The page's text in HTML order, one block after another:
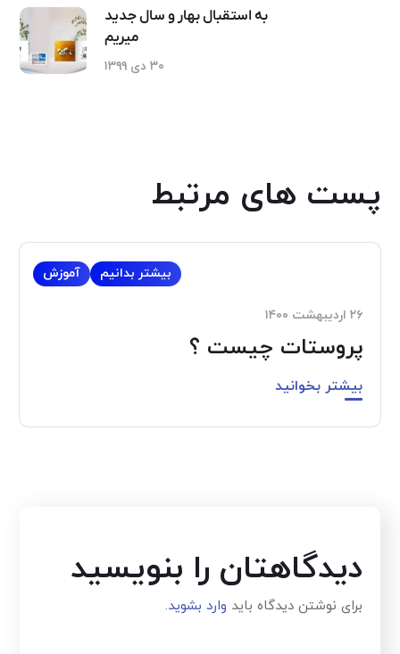
به استقبال بهار و سال جدید
میریم
۳۰ دی ۱۳۹۹
پست های مرتبط
آموزش بیشتر بدانیم
۲۶ اردیبهشت ۱۴۰۰
پروستات چیست ؟
بیشتر بخوانید
دیدگاهتان را بنویسید
برای نوشتن دیدگاه باید وارد بشوید.